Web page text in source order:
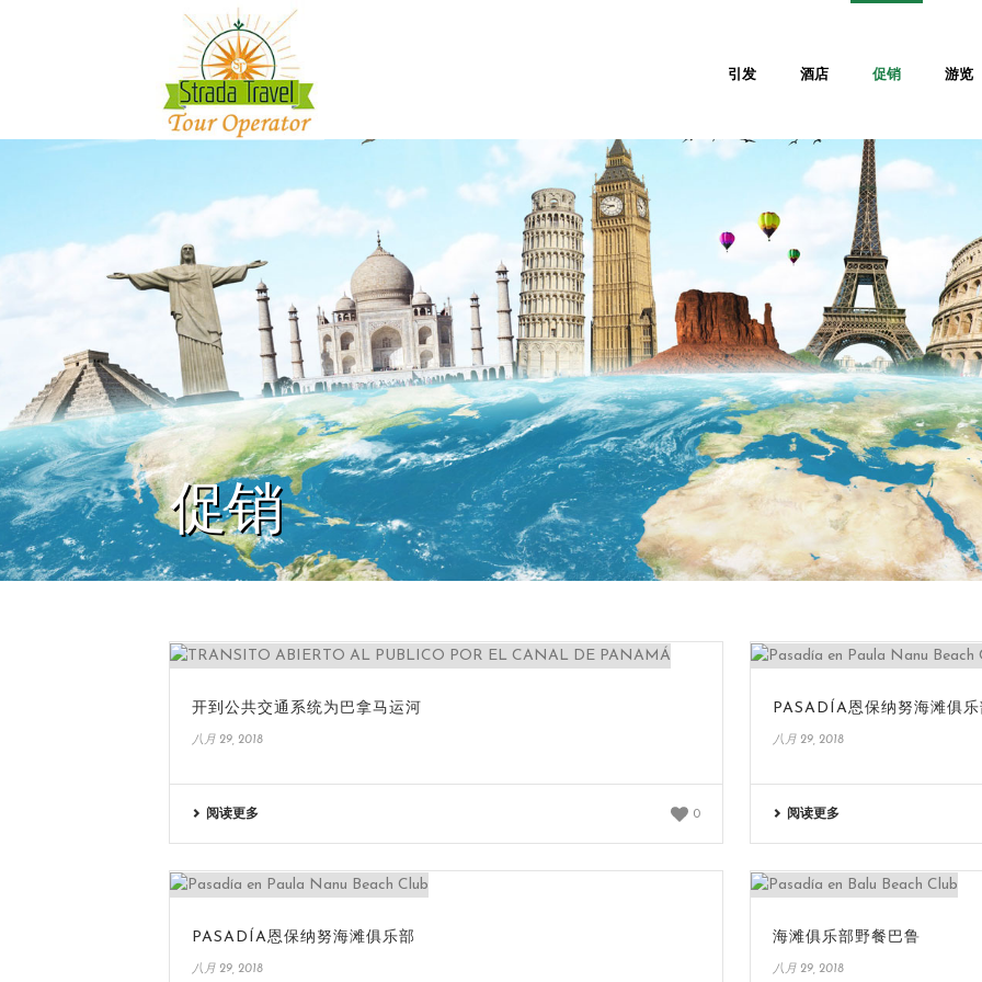
引发 酒店 促销 游览
促销
开到公共交通系统为巴拿马运河
八月 29, 2018
阅读更多 0
PASADÍA恩保纳努海滩俱
八月 29, 2018
阅读更多
PASADÍA恩保纳努海滩俱乐部
八月 29, 2018
海滩俱乐部野餐巴鲁
八月 29, 2018